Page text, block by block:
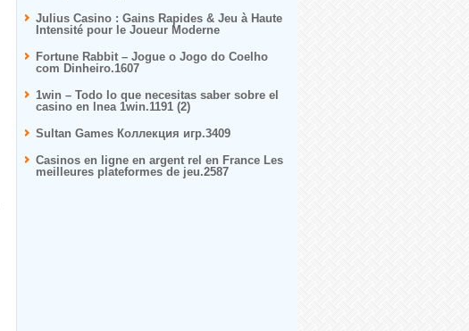
Julius Casino : Gains Rapides & Jeu à Haute
Intensité pour le Joueur Moderne
Fortune Rabbit – Jogue o Jogo do Coelho
com Dinheiro.1607
1win – Todo lo que necesitas saber sobre el
casino en lnea 1win.1191 (2)
Sultan Games Коллекция игр.3409
Casinos en ligne en argent rel en France Les
meilleures plateformes de jeu.2587